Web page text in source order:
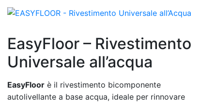
EasyFloor – Rivestimento
Universale all’acqua
EasyFloor è il rivestimento bicomponente
autolivellante a base acqua, ideale per rinnovare